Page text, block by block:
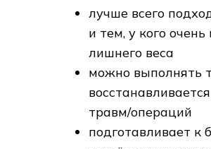
лучше всего
и тем, у кого очень
лишнего веса
можно выполнять
травм/операций
подготавливает к